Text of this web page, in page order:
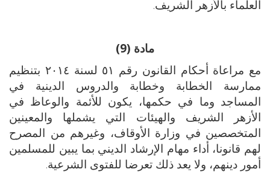
العلماء بالأزهر الشريف.
مادة (9)
مع مراعاة أحكام القانون رقم ٥١ لسنة ٢٠١٤ بتنظيم
ممارسة الخطابة وخطابة والدروس الدينية في
المساجد وما في حكمها، يكون للأئمة والوعاظ في
الأزهر الشريف والهيئات التي يشملها والمعينين
المتخصصين في وزارة الأوقاف، وغيرهم من المصرح
لهم قانونا، أداء مهام الإرشاد الديني بما يبين للمسلمين
أمور دينهم، ولا يعد ذلك تعرضا للفتوى الشرعية.